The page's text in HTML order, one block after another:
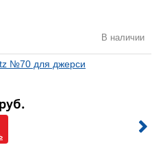
В наличии
№70 для джерси
руб.